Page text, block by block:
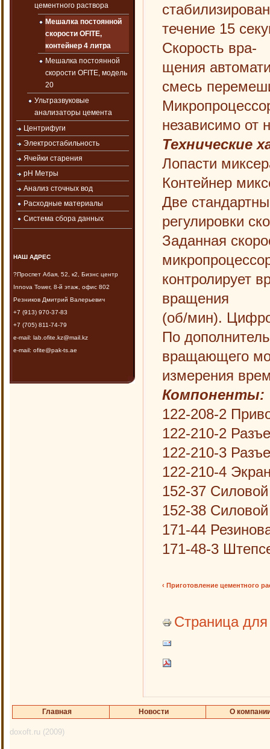
цементного раствора
Мешалка постоянной
скорости OFITE,
контейнер 4 литра
Мешалка постоянной
скорости OFITE, модель
20
Ультразвуковые
анализаторы цемента
Центрифуги
Электростабильность
Ячейки старения
рН Метры
Анализ сточных вод
Расходные материалы
Система сбора данных
НАШ АДРЕС
?Проспет Абая, 52, к2, Бизнс центр
Innova Tower, 8-й этаж, офис 802
Резников Дмитрий Валерьевич
+7 (913) 970-37-83
+7 (705) 811-74-79
e-mail: lab.ofite.kz@mail.kz
e-mail: ofite@pak-ts.ae
течение 15
Скорость вра-
щения
смесь
независимо от
Технические
Лопасти
Контейнер
Две
регулировки
Заданная
контролирует
вращения
(об/мин).
По
вращающего
измерения
Компоненты:
122-208-2
122-210-2
122-210-3
122-210-4
152-37
152-38
171-44
171-48-3
‹ Приготовление цементного
Страница для
Главная Новости О
doxoft.ru (2009)